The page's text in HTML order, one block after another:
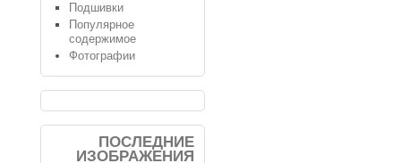
Подшивки
Популярное
содержимое
Фотографии
ПОСЛЕДНИЕ
ИЗОБРАЖЕНИЯ